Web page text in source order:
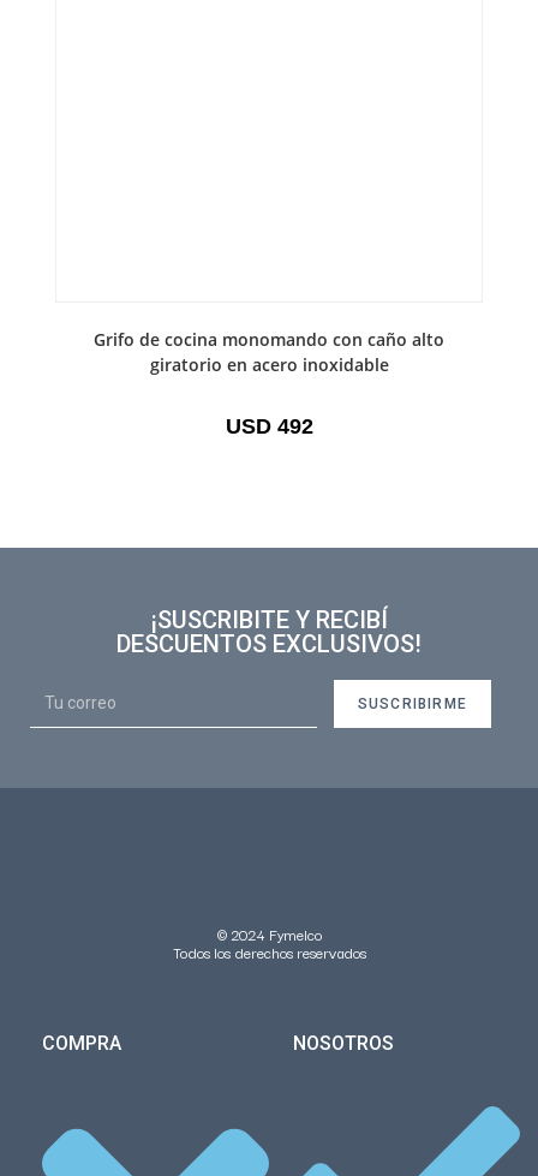
Grifo de cocina monomando con caño alto
giratorio en acero inoxidable
USD492
¡SUSCRIBITE Y RECIBÍ
DESCUENTOS EXCLUSIVOS!
SUSCRIBIRME
© 2024 Fymelco
Todos los derechos reservados
COMPRA NOSOTROS